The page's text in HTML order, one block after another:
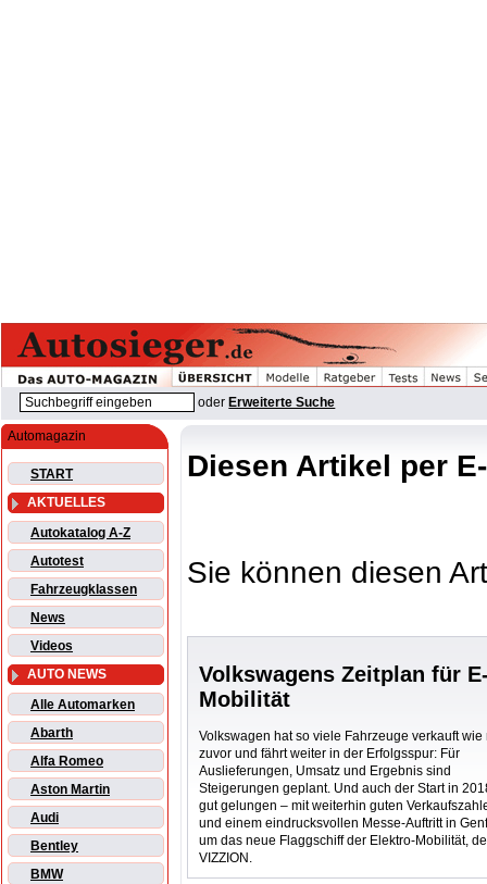
oder Erweiterte Suche
Automagazin
START
AKTUELLES
Autokatalog A-Z
Autotest
Fahrzeugklassen
News
Videos
AUTO NEWS
Alle Automarken
Abarth
Alfa Romeo
Aston Martin
Audi
Bentley
BMW
Diesen Artikel per
Sie können diesen
Volkswagens Zeitplan für
Mobilität
Volkswagen hat so viele Fahrzeuge verkauft wie
zuvor und fährt weiter in der Erfolgsspur: Für
Auslieferungen, Umsatz und Ergebnis sind
Steigerungen geplant. Und auch der Start in
gut gelungen – mit weiterhin guten
und einem eindrucksvollen Messe-Auftritt in
um das neue Flaggschiff der Elektro-Mobilität,
VIZZION.